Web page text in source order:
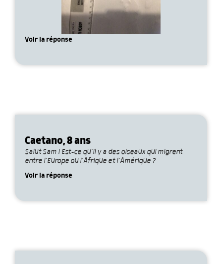
Voir la réponse
Caetano, 8 ans
Salut Sam ! Est-ce qu’il y a des oiseaux qui migrent
entre l’Europe ou l’Afrique et l’Amérique ?
Voir la réponse